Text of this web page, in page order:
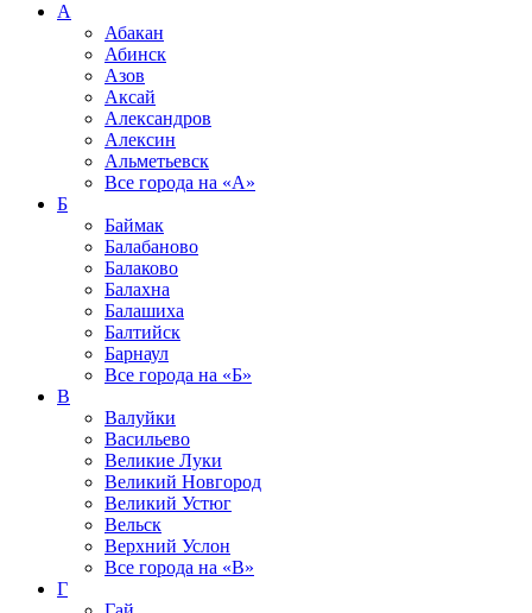
А
Абакан
Абинск
Азов
Аксай
Александров
Алексин
Альметьевск
Все города на «А»
Б
Баймак
Балабаново
Балаково
Балахна
Балашиха
Балтийск
Барнаул
Все города на «Б»
В
Валуйки
Васильево
Великие Луки
Великий Новгород
Великий Устюг
Вельск
Верхний Услон
Все города на «В»
Г